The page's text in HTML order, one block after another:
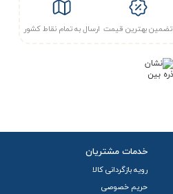
تضمین بهترین قیمت ارسال به تمام نقاط کشور
خدمات مشتریان
رویه بازگردانی کالا
حریم خصوصی